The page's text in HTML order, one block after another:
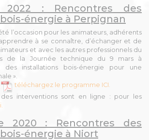
2022 : Rencontres des
énergie à Perpignan
l’occasion pour les animateurs, adhérents
à se connaître, d’échanger et de
et avec les autres professionnels du
de la Journée technique du 9 mars à
des installations bois-énergie pour une
».
téléchargez le programme ICI.
des interventions sont en ligne : pour les
2020 : Rencontres des
énergie à Niort